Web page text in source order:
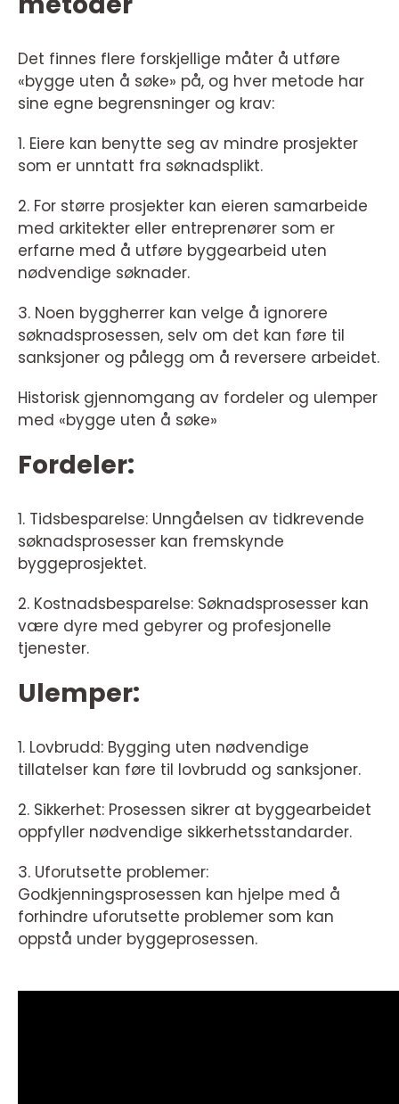
Det finnes flere forskjellige måter å utføre
«bygge uten å søke» på, og hver metode har
sine egne begrensninger og krav:
1. Eiere kan benytte seg av mindre prosjekter
som er unntatt fra søknadsplikt.
2. For større prosjekter kan eieren samarbeide
med arkitekter eller entreprenører som er
erfarne med å utføre byggearbeid uten
nødvendige søknader.
3. Noen byggherrer kan velge å ignorere
søknadsprosessen, selv om det kan føre til
sanksjoner og pålegg om å reversere arbeidet.
Historisk gjennomgang av fordeler og ulemper
med «bygge uten å søke»
Fordeler:
1. Tidsbesparelse: Unngåelsen av tidkrevende
søknadsprosesser kan fremskynde
byggeprosjektet.
2. Kostnadsbesparelse: Søknadsprosesser kan
være dyre med gebyrer og profesjonelle
tjenester.
Ulemper:
1. Lovbrudd: Bygging uten nødvendige
tillatelser kan føre til lovbrudd og sanksjoner.
2. Sikkerhet: Prosessen sikrer at byggearbeidet
oppfyller nødvendige sikkerhetsstandarder.
3. Uforutsette problemer:
Godkjenningsprosessen kan hjelpe med å
forhindre uforutsette problemer som kan
oppstå under byggeprosessen.